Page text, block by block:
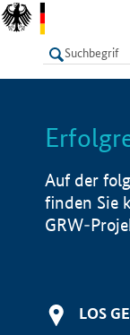
LISTE
Auf der
finden Sie
GRW-
LOS